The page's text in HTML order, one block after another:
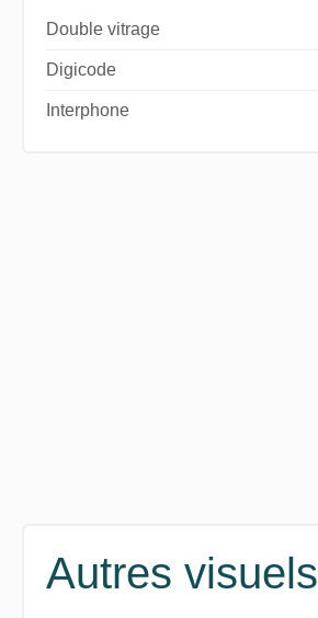
Double vitrage
Digicode
Interphone
Autres visuels